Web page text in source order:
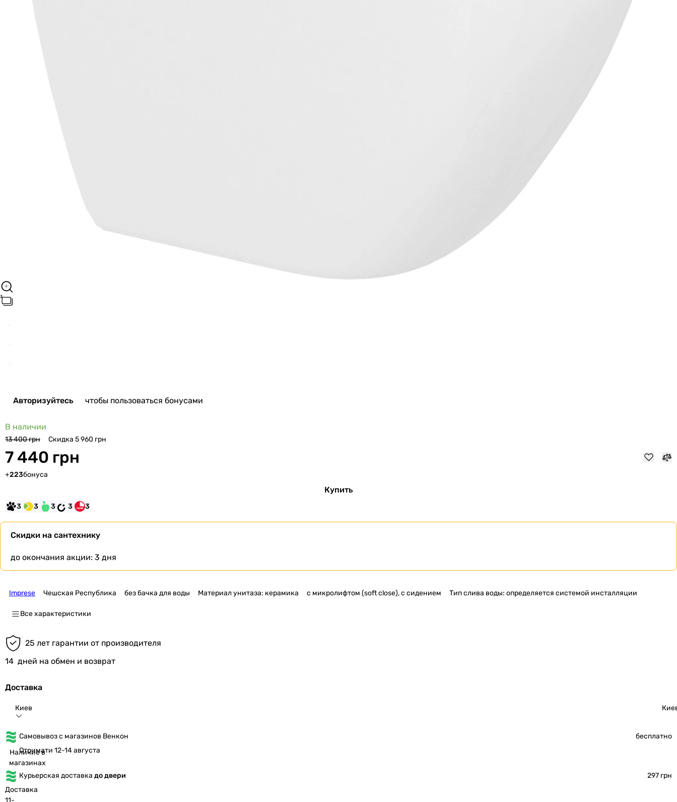
Авторизуйтесь чтобы пользоваться бонусами
В наличии
13 400 грн Скидка 5 960 грн
7 440 грн
+223бонуса
Купить
3 3 3 3 3
Скидки на сантехнику
до окончания акции: 3 дня
Imprese Чешская Республика без бачка для воды Материал унитаза: керамика с микролифтом (soft close), с сидением Тип слива воды: определяется системой инсталляции
Все характеристики
25 лет гарантии от производителя
14 дней на обмен и возврат
Доставка
Киев
Самовывоз с магазинов Венкон
бесплатно
Наличие в
магазинах
Отримати 12-14 августа
Курьерская доставка до двери
297 грн
Доставка
11-